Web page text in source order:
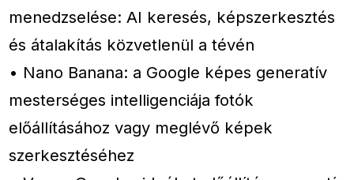
menedzselése: AI keresés, képszerkesztés
és átalakítás közvetlenül a tévén
• Nano Banana: a Google képes generatív
mesterséges intelligenciája fotók
előállításához vagy meglévő képek
szerkesztéséhez